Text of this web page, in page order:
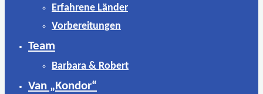
Erfahrene Länder
Vorbereitungen
Team
Barbara & Robert
Van „Kondor“